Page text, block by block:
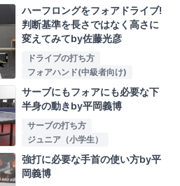
ハーフロングをフォアドライブ!
判断基準を長さではなく高さに
変えてみてby佐藤光彦
ドライブの打ち方
フォアハンド(中級者向け)
サーブにもフォアにも必要な下
半身の動きby平岡義博
サーブの打ち方
ジュニア（小学生）
強打に必要な手首の使い方by平
岡義博